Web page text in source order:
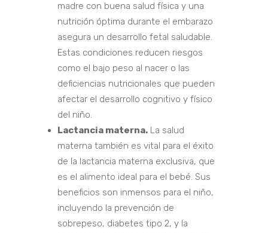
madre con buena salud física y una
nutrición óptima durante el embarazo
asegura un desarrollo fetal saludable.
Estas condiciones reducen riesgos
como el bajo peso al nacer o las
deficiencias nutricionales que pueden
afectar el desarrollo cognitivo y físico
del niño.
Lactancia materna.La salud
materna también es vital para el éxito
de la lactancia materna exclusiva, que
es el alimento ideal para el bebé. Sus
beneficios son inmensos para el niño,
incluyendo la prevención de
sobrepeso, diabetes tipo 2, y la